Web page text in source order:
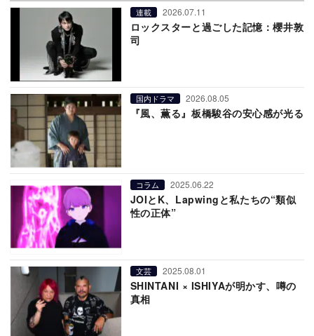
連載 2026.07.11
ロックスターと過ごした記憶：櫻井敦
司
国内ドラマ 2026.08.05
『風、薫る』板橋駿谷の安心感が光る
コラム 2025.06.22
JOIとK、Lapwingと私たちの“類似
性の正体”
文芸 2025.08.01
SHINTANI × ISHIYAが明かす、噂の
真相